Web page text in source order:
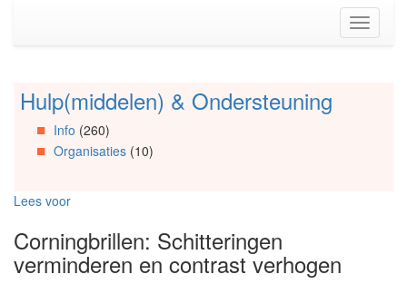
(Accesskey
Toggle
Spring
Artikels
Spring
Spring
Organisaties
Spring
Hulp(middelen) & Ondersteuning
Info (260)
Organisaties(10)
Lees voor
Corningbrillen: Schitteringen
verminderen en contrast verhogen